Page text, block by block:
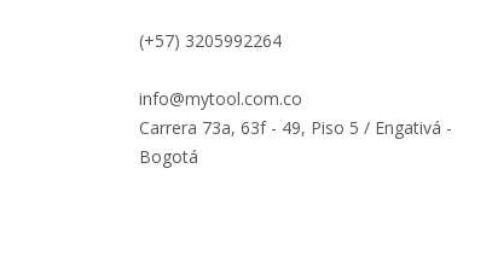
(+57) 3205992264
info@mytool.com.co
Carrera 73a, 63f - 49, Piso 5 / Engativá -
Bogotá